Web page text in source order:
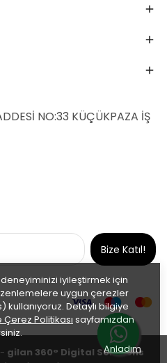
deneyiminizi iyileştirmek için
uygun çerezler
kullanıyoruz. Detaylı bilgiye
Çerez Politikası sayfamızdan
Anladım
NO:33 KÜÇÜKPAZA İŞ
Bize Katıl!
gilan 360° Digital Solutions